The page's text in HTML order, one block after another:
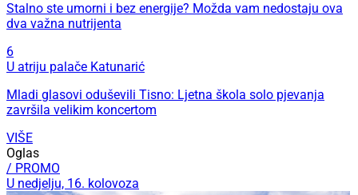
Stalno ste umorni i bez energije? Možda vam nedostaju ova
dva važna nutrijenta
6
U atriju palače Katunarić
Mladi glasovi oduševili Tisno: Ljetna škola solo pjevanja
završila velikim koncertom
VIŠE
Oglas
/ PROMO
U nedjelju, 16. kolovoza